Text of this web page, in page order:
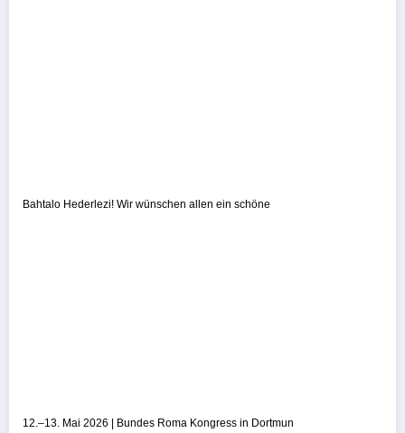
Bahtalo Hederlezi! Wir wünschen allen ein schöne
12.–13. Mai 2026 | Bundes Roma Kongress in Dortmun